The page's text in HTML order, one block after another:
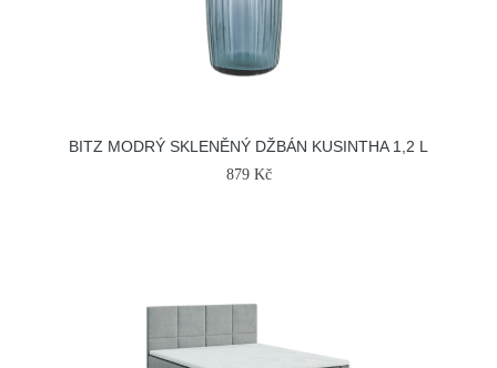
BITZ MODRÝ SKLENĚNÝ DŽBÁN KUSINTHA 1,2 L
879 Kč